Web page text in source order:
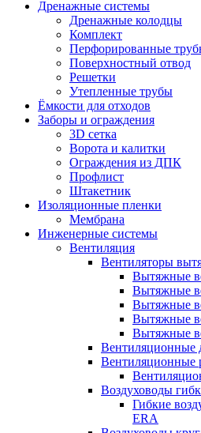
Дренажные системы
Дренажные колодцы
Комплект
Перфорированные
Поверхностный отвод
Решетки
Утепленные трубы
Ёмкости для отходов
Заборы и ограждения
3D сетка
Ворота и калитки
Ограждения из ДПК
Профлист
Штакетник
Изоляционные пленки
Мембрана
Инженерные системы
Вентиляция
Вентиляторы
Вытяжные
Вытяжные
Вытяжные
Вытяжные
Вытяжные
Вентиляционные
Вентиляционные
Воздуховоды
Гибкие
ERA